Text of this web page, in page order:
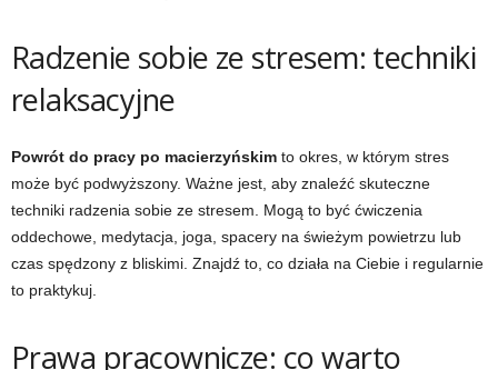
Radzenie sobie ze stresem: techniki
relaksacyjne
Powrót do pracy po macierzyńskim to okres, w którym stres
może być podwyższony. Ważne jest, aby znaleźć skuteczne
techniki radzenia sobie ze stresem. Mogą to być ćwiczenia
oddechowe, medytacja, joga, spacery na świeżym powietrzu lub
czas spędzony z bliskimi. Znajdź to, co działa na Ciebie i regularnie
to praktykuj.
Prawa pracownicze: co warto